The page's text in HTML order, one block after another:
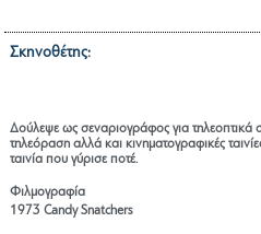
Σκηνοθέτης:
Δούλεψε ως σεναριογράφος για τηλεοπτικά
τηλεόραση αλλά και κινηματογραφικές
ταινία που γύρισε ποτέ.
Φιλμογραφία
1973 Candy Snatchers